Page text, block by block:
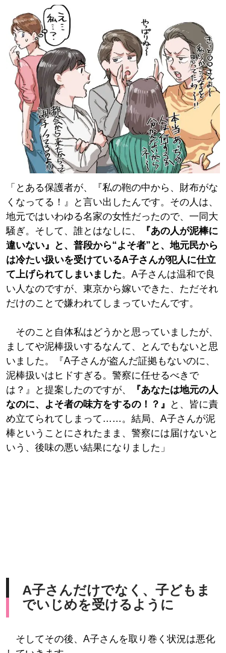
「とある保護者が、『私の鞄の中から、財布がな
くなってる！』と言い出したんです。その人は、
地元ではいわゆる名家の女性だったので、一同大
騒ぎ。そして、誰とはなしに、
『あの人が泥棒に
違いない』と、普段から“よそ者”と、地元民から
は冷たい扱いを受けているA子さんが犯人に仕立
て上げられてしまいました。A子さんは温和で良
い人なのですが、東京から嫁いできた、ただそれ
だけのことで嫌われてしまっていたんです。
そのこと自体私はどうかと思っていましたが、
ましてや泥棒扱いするなんて、とんでもないと思
いました。『A子さんが盗んだ証拠もないのに、
泥棒扱いはヒドすぎる。警察に任せるべきで
は？』と提案したのですが、
『あなたは地元の人
なのに、よそ者の味方をするの！？』
と、皆に責
め立てられてしまって……。結局、A子さんが泥
棒ということにされたまま、警察には届けないと
いう、後味の悪い結果になりました」
A子さんだけでなく、子どもま
でいじめを受けるように
そしてその後、A子さんを取り巻く状況は悪化